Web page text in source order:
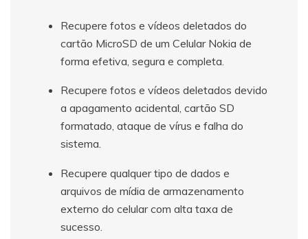
Recupere fotos e vídeos deletados do
cartão MicroSD de um Celular Nokia de
forma efetiva, segura e completa.
Recupere fotos e vídeos deletados devido
a apagamento acidental, cartão SD
formatado, ataque de vírus e falha do
sistema.
Recupere qualquer tipo de dados e
arquivos de mídia de armazenamento
externo do celular com alta taxa de
sucesso.